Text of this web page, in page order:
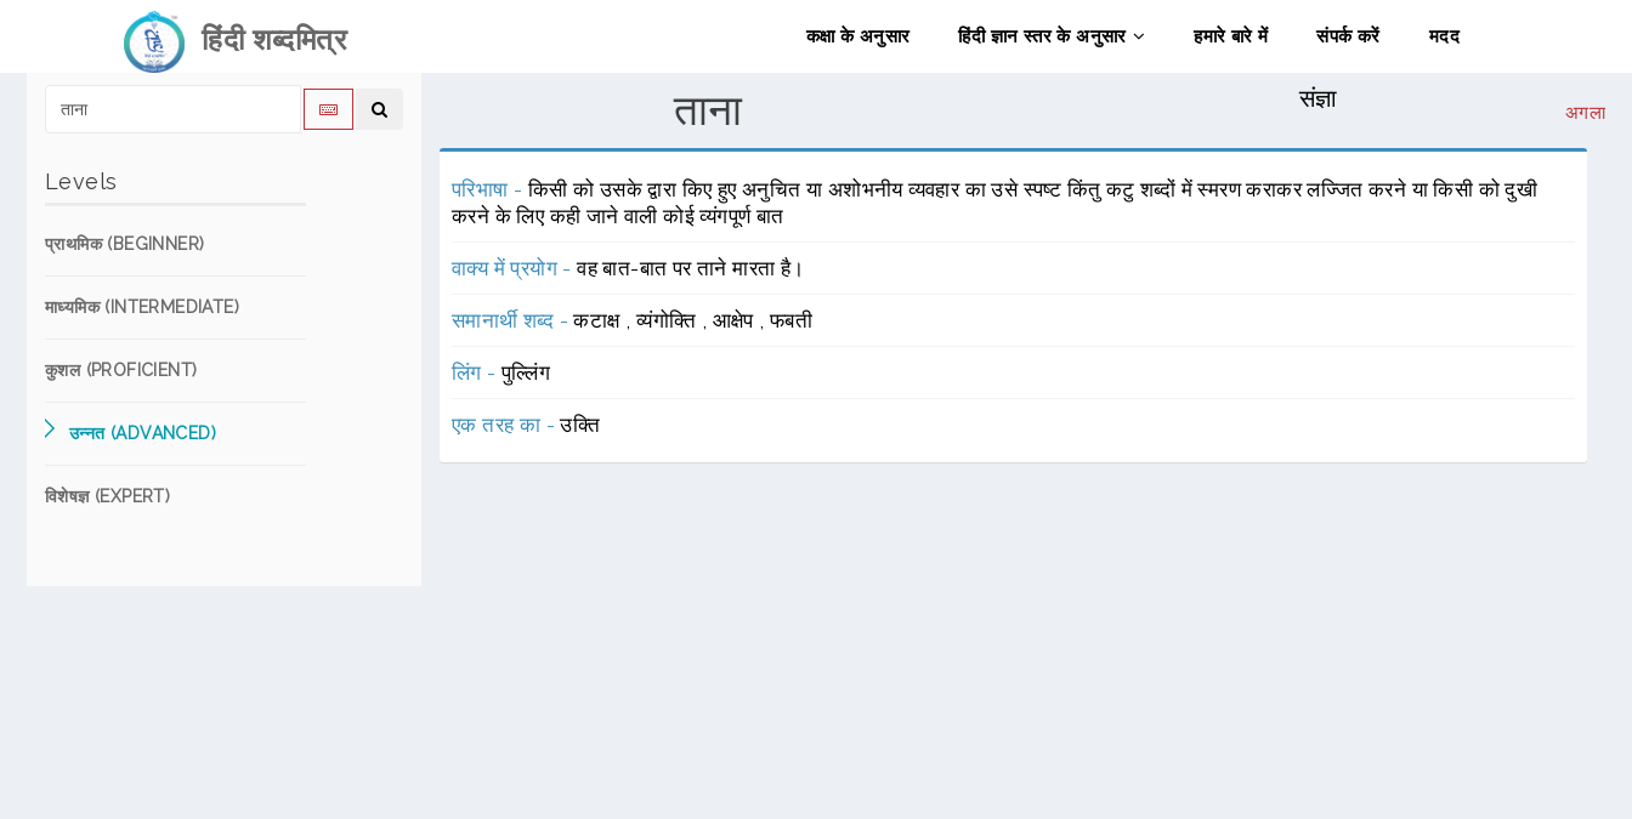
हिंदी शब्दमित्र कक्षा के अनुसार हिंदी ज्ञान स्तर के अनुसार हमारे बारे में संपर्क करें मदद
Levels
प्राथमिक (BEGINNER)
माध्यमिक (INTERMEDIATE)
कुशल (PROFICIENT)
उन्नत (ADVANCED)
विशेषज्ञ (EXPERT)
ताना संज्ञा
अगला
परिभाषा -किसी को उसके द्वारा किए हुए अनुचित या अशोभनीय व्यवहार का उसे स्पष्ट किंतु कटु शब्दों में स्मरण कराकर लज्जित करने या किसी को दुखी
करने के लिए कही जाने वाली कोई व्यंगपूर्ण बात
वाक्य में प्रयोग -वह बात-बात पर ताने मारता है।
समानार्थी शब्द -कटाक्ष ,व्यंगोक्ति , आक्षेप ,फबती
लिंग -पुल्लिंग
एक तरह का -उक्ति